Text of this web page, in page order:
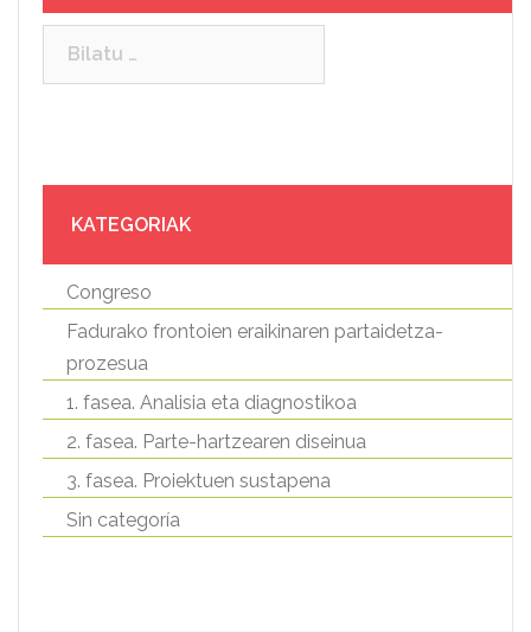
KATEGORIAK
Congreso
Fadurako frontoien eraikinaren partaidetza-
prozesua
1. fasea. Analisia eta diagnostikoa
2. fasea. Parte-hartzearen diseinua
3. fasea. Proiektuen sustapena
Sin categoría